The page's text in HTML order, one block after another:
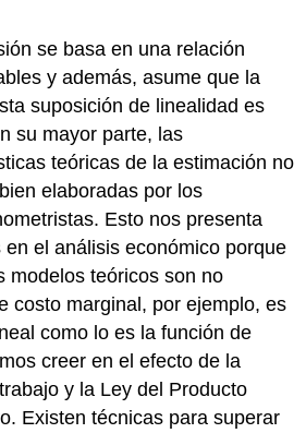
se basa en una relación
y además, asume que la
suposición de linealidad es
su mayor parte, las
teóricas de la estimación no
elaboradas por los
Esto nos presenta
el análisis económico porque
modelos teóricos son no
costo marginal, por ejemplo, es
como lo es la función de
creer en el efecto de la
y la Ley del Producto
Existen técnicas para superar